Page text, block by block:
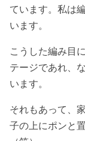
ています。私は
います。
こうした編み目
テージであれ、
います。
それもあって、
子の上にポンと